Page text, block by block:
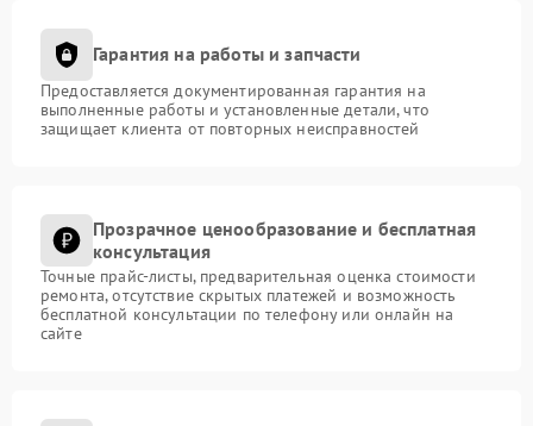
Гарантия на работы и запчасти
Предоставляется документированная гарантия на
выполненные работы и установленные детали, что
защищает клиента от повторных неисправностей
Прозрачное ценообразование и бесплатная
консультация
Точные прайс-листы, предварительная оценка стоимости
ремонта, отсутствие скрытых платежей и возможность
бесплатной консультации по телефону или онлайн на
сайте